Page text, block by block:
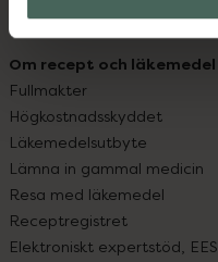
Köpvillkor
Om recept och läkemedel
Fullmakter
Högkostnadsskyddet
Läkemedelsutbyte
Lämna in gammal medicin
Resa med läkemedel
Receptregistret
Elektroniskt expertstöd, EES